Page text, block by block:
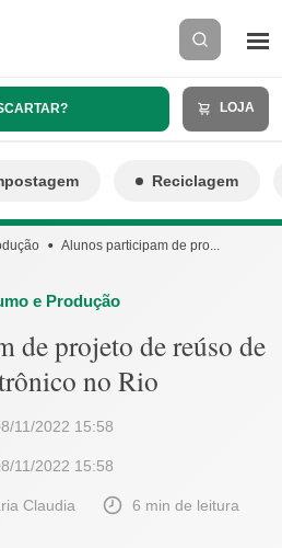
LOJA
Reciclagem
Alunos participam de pro...
e Produção
de projeto de reúso de
no Rio
11/2022 15:58
11/2022 15:58
Claudia 6 min de leitura